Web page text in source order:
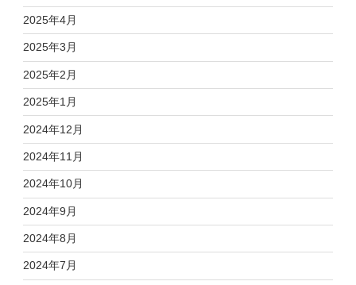
2025年4月
2025年3月
2025年2月
2025年1月
2024年12月
2024年11月
2024年10月
2024年9月
2024年8月
2024年7月